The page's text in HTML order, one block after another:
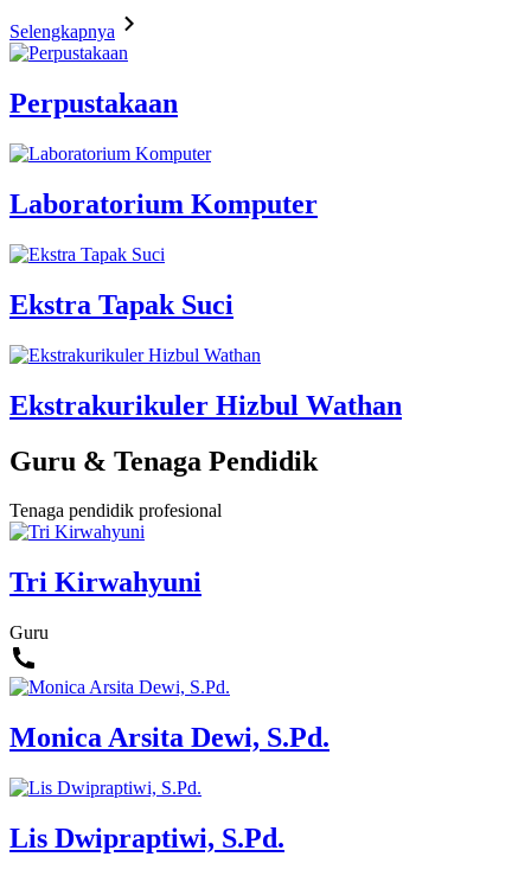
Selengkapnya
Perpustakaan
Laboratorium Komputer
Ekstra Tapak Suci
Ekstrakurikuler Hizbul Wathan
Guru & Tenaga Pendidik
Tenaga pendidik profesional
Tri Kirwahyuni
Guru
Monica Arsita Dewi, S.Pd.
Lis Dwipraptiwi, S.Pd.